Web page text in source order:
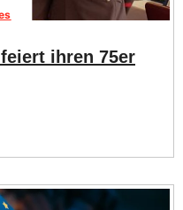
ihren 75er